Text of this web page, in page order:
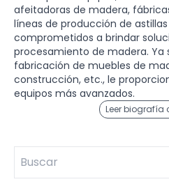
afeitadoras de madera,
líneas de producción de
comprometidos a brindar
procesamiento de madera. Ya
fabricación de muebles de
construcción, etc., le
equipos más avanzados.
Leer biografía